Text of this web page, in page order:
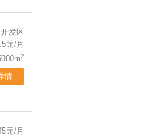
开发区
元/月
2
情
元/月